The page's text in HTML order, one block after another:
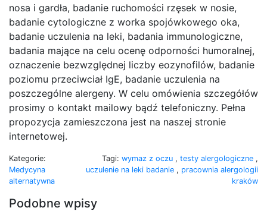
nosa i gardła, badanie ruchomości rzęsek w nosie,
badanie cytologiczne z worka spojówkowego oka,
badanie uczulenia na leki, badania immunologiczne,
badania mające na celu ocenę odporności humoralnej,
oznaczenie bezwzględnej liczby eozynofilów, badanie
poziomu przeciwciał IgE, badanie uczulenia na
poszczególne alergeny. W celu omówienia szczegółów
prosimy o kontakt mailowy bądź telefoniczny. Pełna
propozycja zamieszczona jest na naszej stronie
internetowej.
Kategorie:
Medycyna
alternatywna
Tagi: wymaz z oczu , testy alergologiczne ,
uczulenie na leki badanie , pracownia alergologii
kraków
Podobne wpisy